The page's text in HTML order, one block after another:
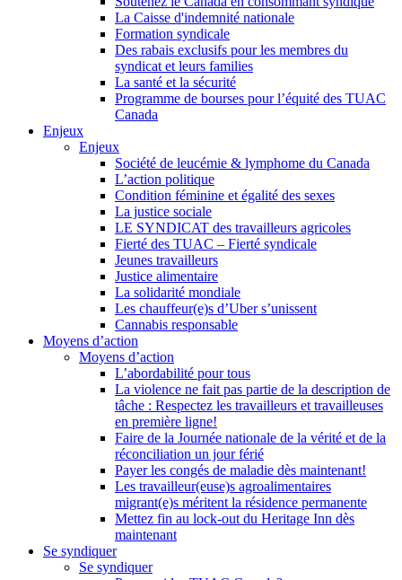
La Caisse d'indemnité nationale
Formation syndicale
Des rabais exclusifs pour les membres du
syndicat et leurs families
La santé et la sécurité
Programme de bourses pour l’équité des TUAC
Canada
Enjeux
Enjeux
Société de leucémie & lymphome du Canada
L’action politique
Condition féminine et égalité des sexes
La justice sociale
LE SYNDICAT des travailleurs agricoles
Fierté des TUAC – Fierté syndicale
Jeunes travailleurs
Justice alimentaire
La solidarité mondiale
Les chauffeur(e)s d’Uber s’unissent
Cannabis responsable
Moyens d’action
Moyens d’action
L’abordabilité pour tous
La violence ne fait pas partie de la description de
tâche : Respectez les travailleurs et travailleuses
en première ligne!
Faire de la Journée nationale de la vérité et de la
réconciliation un jour férié
Payer les congés de maladie dès maintenant!
Les travailleur(euse)s agroalimentaires
migrant(e)s méritent la résidence permanente
Mettez fin au lock-out du Heritage Inn dès
maintenant
Se syndiquer
Se syndiquer